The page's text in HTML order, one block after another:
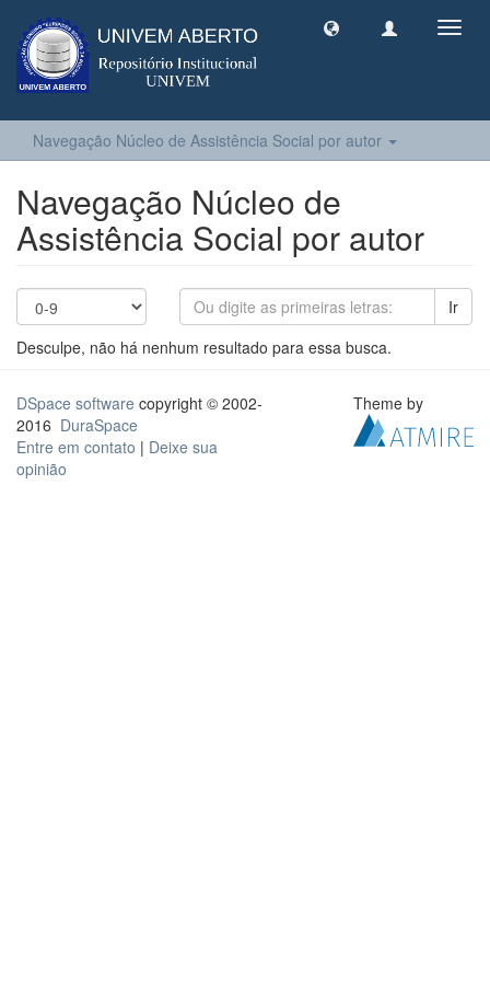
Navegação Núcleo de Assistência Social por autor
Navegação Núcleo de
Assistência Social por autor
Ir
Desculpe, não há nenhum resultado para essa busca.
DSpace software copyright © 2002-
2016 DuraSpace
Entre em contato | Deixe sua
opinião
Theme by